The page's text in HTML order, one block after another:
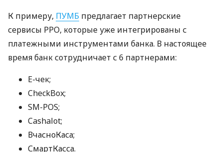
К примеру, ПУМБ предлагает партнерские
сервисы РРО, которые уже интегрированы с
платежными инструментами банка. В настоящее
время банк сотрудничает с 6 партнерами:
E-чек;
CheckBox;
SM-POS;
Cashalot;
ВчасноКаса;
СмартКасса.